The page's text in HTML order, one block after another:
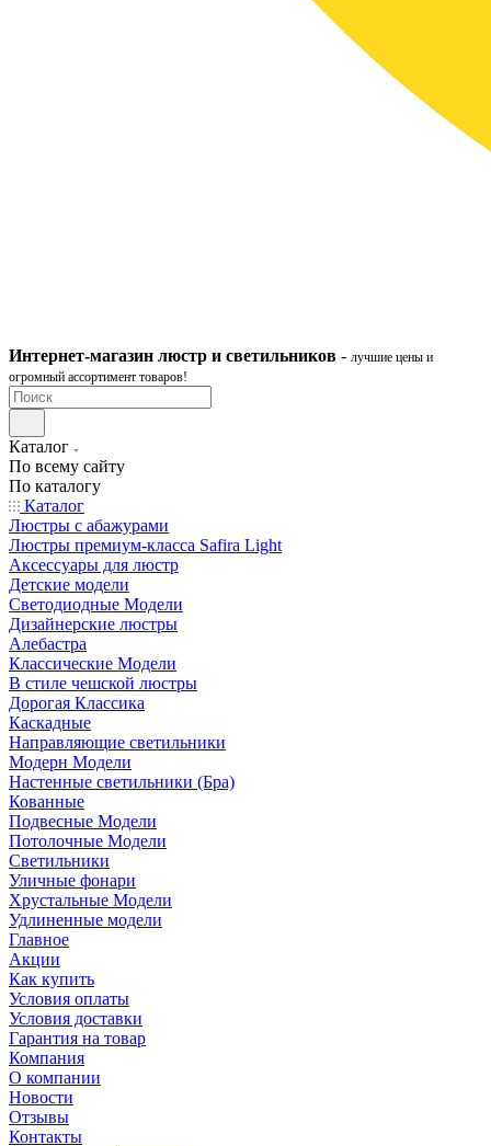
Интернет-магазин люстр и светильников - лучшие цены и
огромный ассортимент товаров!
Каталог
По всему сайту
По каталогу
Каталог
Люстры с абажурами
Люстры премиум-класса Safira Light
Аксессуары для люстр
Детские модели
Светодиодные Модели
Дизайнерские люстры
Алебастра
Классические Модели
В стиле чешской люстры
Дорогая Классика
Каскадные
Направляющие светильники
Модерн Модели
Настенные светильники (Бра)
Кованные
Подвесные Модели
Потолочные Модели
Светильники
Уличные фонари
Хрустальные Модели
Удлиненные модели
Главное
Акции
Как купить
Условия оплаты
Условия доставки
Гарантия на товар
Компания
О компании
Новости
Отзывы
Контакты